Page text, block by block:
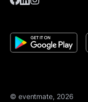
© eventmate, 2026